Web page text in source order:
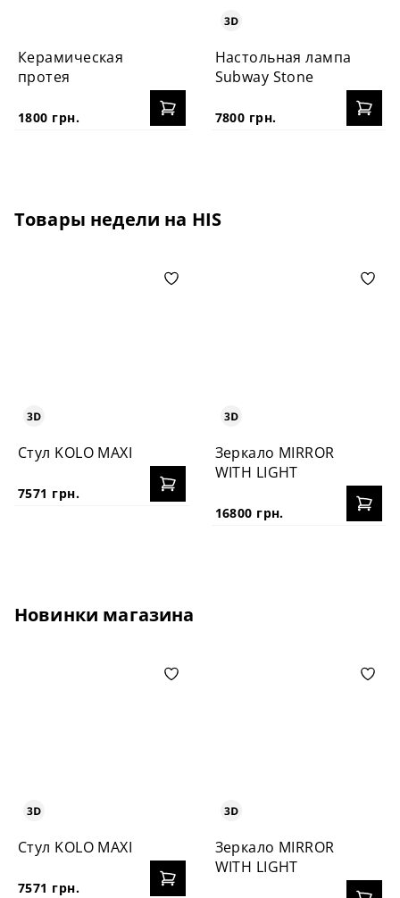
Керамическая
протея
1800 грн.
Настольная лампа
Subway Stone
7800 грн.
Товары недели на HIS
Стул KOLO MAXI
7571 грн.
Зеркало MIRROR
WITH LIGHT
16800 грн.
Новинки магазина
Стул KOLO MAXI
7571 грн.
Зеркало MIRROR
WITH LIGHT